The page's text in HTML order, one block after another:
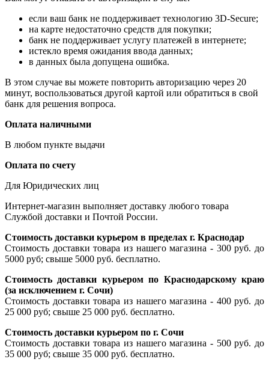
если ваш банк не поддерживает технологию 3D-Secure;
на карте недостаточно средств для покупки;
банк не поддерживает услугу платежей в интернете;
истекло время ожидания ввода данных;
в данных была допущена ошибка.
В этом случае вы можете повторить авторизацию через 20
минут, воспользоваться другой картой или обратиться в свой
банк для решения вопроса.
Оплата наличными
В любом пункте выдачи
Оплата по счету
Для Юридических лиц
Интернет-магазин выполняет доставку любого товара
Службой доставки и Почтой России.
Стоимость доставки курьером в пределах г. Краснодар
Стоимость доставки товара из нашего магазина - 300 руб. до
5000 руб; свыше 5000 руб. бесплатно.
Стоимость доставки курьером по Краснодарскому краю
(за исключением г. Сочи)
Стоимость доставки товара из нашего магазина - 400 руб. до
25 000 руб; свыше 25 000 руб. бесплатно.
Стоимость доставки курьером по г. Сочи
Стоимость доставки товара из нашего магазина - 500 руб. до
35 000 руб; свыше 35 000 руб. бесплатно.